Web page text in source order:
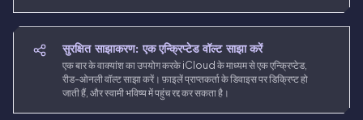
सुरक्षित साझाकरण: एक एन्क्रिप्टेड वॉल्ट साझा करें
एक बार के वाक्यांश का उपयोग करके iCloud के माध्यम से एक एन्क्रिप्टेड,
रीड-ओनली वॉल्ट साझा करें। फ़ाइलें प्राप्तकर्ता के डिवाइस पर डिक्रिप्ट हो
जाती हैं, और स्वामी भविष्य में पहुंच रद्द कर सकता है।